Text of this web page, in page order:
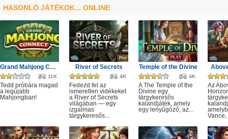
HASONLÓ JÁTÉKOK... ONLINE
Grand Mahjong Connect
11K
Tedd próbára magad
a legújabb
Mahjongban!
River of Secrets
4K
Fedezd fel az
ismeretlen vidékeket
a River of Secrets
világában — egy
izgalmas
tárgykeresős...
Temple of the Divine
4K
A The Temple of the
Divine egy
tárgykeresős
kalandjáték, amely
egy lenyűgöző, az...
Az
Vance,